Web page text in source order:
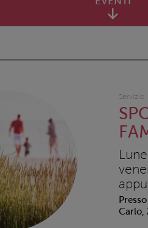
Servizio
Carlo,